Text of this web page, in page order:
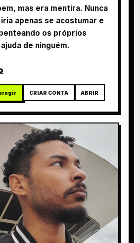
mas era mentira. Nunca
apenas se acostumar e
os próprios
de ninguém.
CRIAR CONTA ABRIR